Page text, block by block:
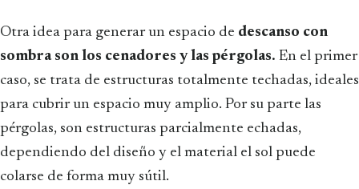
Otra idea para generar un espacio de descanso con
sombra son los cenadores y las pérgolas. En el primer
caso, se trata de estructuras totalmente techadas, ideales
para cubrir un espacio muy amplio. Por su parte las
pérgolas, son estructuras parcialmente echadas,
dependiendo del diseño y el material el sol puede
colarse de forma muy sútil.